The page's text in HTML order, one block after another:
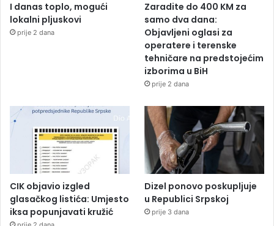
I danas toplo, mogući
lokalni pljuskovi
prije 2 dana
Zaradite do 400 KM za
samo dva dana:
Objavljeni oglasi za
operatere i terenske
tehničare na predstojećim
izborima u BiH
prije 2 dana
CIK objavio izgled
glasačkog listića: Umjesto
iksa popunjavati kružić
Dizel ponovo poskupljuje
u Republici Srpskoj
prije 3 dana